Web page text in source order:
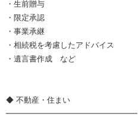
・生前贈与
・限定承認
・事業承継
・相続税を考慮したアドバイス
・遺言書作成 など
◆ 不動産・住まい
━━━━━━━━━━━━━━━━━